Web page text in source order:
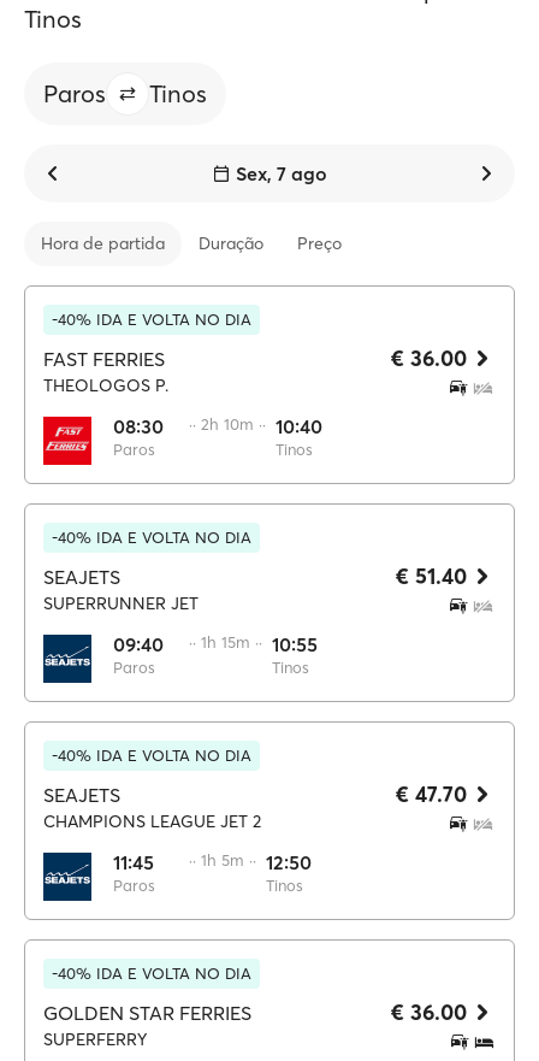
Tinos
Paros Tinos
Sex, 7 ago
Hora de partida Duração Preço
-40% IDA E VOLTA NO DIA
FAST FERRIES
THEOLOGOS P.
08:30
Paros
·· 2h 10m ·· 10:40
Tinos
€ 36.00
-40% IDA E VOLTA NO DIA
SEAJETS
SUPERRUNNER JET
09:40
Paros
·· 1h 15m ·· 10:55
Tinos
€ 51.40
-40% IDA E VOLTA NO DIA
SEAJETS
CHAMPIONS LEAGUE JET 2
11:45
Paros
·· 1h 5m ·· 12:50
Tinos
€ 47.70
-40% IDA E VOLTA NO DIA
GOLDEN STAR FERRIES
SUPERFERRY
€ 36.00